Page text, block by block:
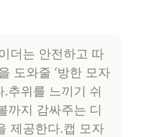
더는 안전하고 따
도와줄 ‘방한 모자
.추위를 느끼기 쉬
까지 감싸주는 디
제공한다.캡 모자